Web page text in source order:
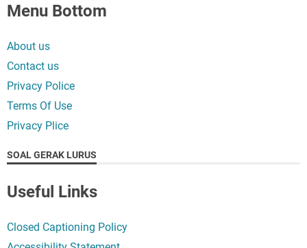
Menu Bottom
About us
Contact us
Privacy Police
Terms Of Use
Privacy Plice
SOAL GERAK LURUS
Useful Links
Closed Captioning Policy